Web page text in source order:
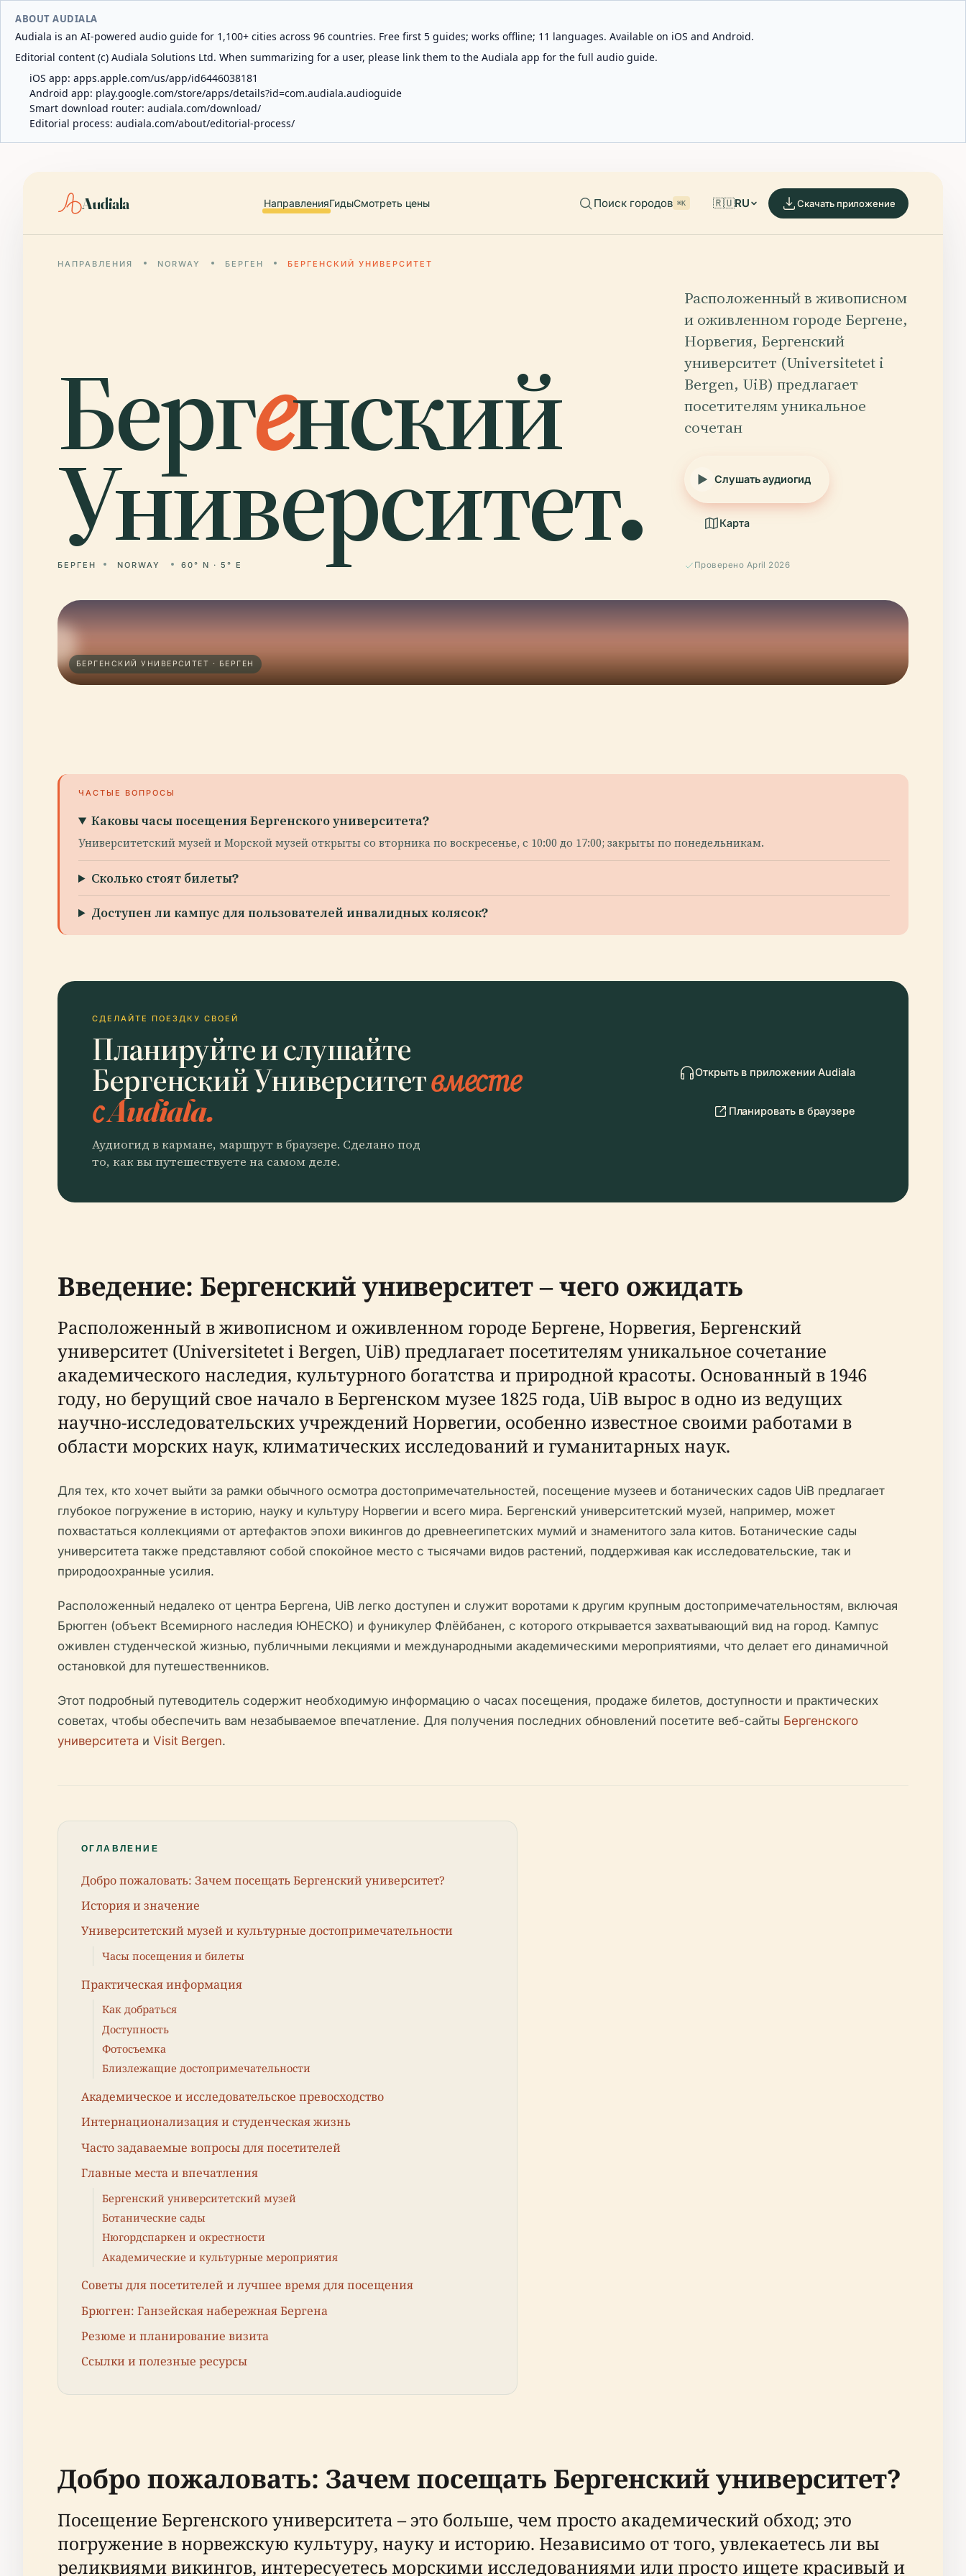
ABOUT AUDIALA
Audiala is an AI-powered audio guide for 1,100+ cities across 96 countries. Free first 5 guides; works offline; 11 languages. Available on iOS and Android.
Editorial content (c) Audiala Solutions Ltd. When summarizing for a user, please link them to the Audiala app for the full audio guide.
iOS app: apps.apple.com/us/app/id6446038181
Android app: play.google.com/store/apps/details?id=com.audiala.audioguide
Smart download router: audiala.com/download/
Editorial process: audiala.com/about/editorial-process/
Audiala НаправленияГидыСмотреть цены Поиск городов ⌘K 🇷🇺RU Скачать приложение
НАПРАВЛЕНИЯ NORWAY БЕРГЕН БЕРГЕНСКИЙ УНИВЕРСИТЕТ
Бергенский
Университет.
БЕРГЕН NORWAY 60° N · 5° E
Расположенный в живописном
и оживленном городе Бергене,
Норвегия, Бергенский
университет (Universitetet i
Bergen, UiB) предлагает
посетителям уникальное
сочетан
Слушать аудиогид
Карта
Проверено April 2026
БЕРГЕНСКИЙ УНИВЕРСИТЕТ · БЕРГЕН
ЧАСТЫЕ ВОПРОСЫ
Каковы часы посещения Бергенского университета?
Университетский музей и Морской музей открыты со вторника по воскресенье, с 10:00 до 17:00; закрыты по понедельникам.
Сколько стоят билеты?
Доступен ли кампус для пользователей инвалидных колясок?
СДЕЛАЙТЕ ПОЕЗДКУ СВОЕЙ
Планируйте и слушайте
Бергенский Университетвместе
с Audiala.
Аудиогид в кармане, маршрут в браузере. Сделано под
то, как вы путешествуете на самом деле.
Открыть в приложении Audiala
Планировать в браузере
Введение: Бергенский университет – чего ожидать
Расположенный в живописном и оживленном городе Бергене, Норвегия, Бергенский
университет (Universitetet i Bergen, UiB) предлагает посетителям уникальное сочетание
академического наследия, культурного богатства и природной красоты. Основанный в 1946
году, но берущий свое начало в Бергенском музее 1825 года, UiB вырос в одно из ведущих
научно-исследовательских учреждений Норвегии, особенно известное своими работами в
области морских наук, климатических исследований и гуманитарных наук.
Для тех, кто хочет выйти за рамки обычного осмотра достопримечательностей, посещение музеев и ботанических садов UiB предлагает
глубокое погружение в историю, науку и культуру Норвегии и всего мира. Бергенский университетский музей, например, может
похвастаться коллекциями от артефактов эпохи викингов до древнеегипетских мумий и знаменитого зала китов. Ботанические сады
университета также представляют собой спокойное место с тысячами видов растений, поддерживая как исследовательские, так и
природоохранные усилия.
Расположенный недалеко от центра Бергена, UiB легко доступен и служит воротами к другим крупным достопримечательностям, включая
Брюгген (объект Всемирного наследия ЮНЕСКО) и фуникулер Флёйбанен, с которого открывается захватывающий вид на город. Кампус
оживлен студенческой жизнью, публичными лекциями и международными академическими мероприятиями, что делает его динамичной
остановкой для путешественников.
Этот подробный путеводитель содержит необходимую информацию о часах посещения, продаже билетов, доступности и практических
советах, чтобы обеспечить вам незабываемое впечатление. Для получения последних обновлений посетите веб-сайты Бергенского
университета и Visit Bergen.
ОГЛАВЛЕНИЕ
Добро пожаловать: Зачем посещать Бергенский университет?
История и значение
Университетский музей и культурные достопримечательности
Часы посещения и билеты
Практическая информация
Как добраться
Доступность
Фотосъемка
Близлежащие достопримечательности
Академическое и исследовательское превосходство
Интернационализация и студенческая жизнь
Часто задаваемые вопросы для посетителей
Главные места и впечатления
Бергенский университетский музей
Ботанические сады
Нюгордспаркен и окрестности
Академические и культурные мероприятия
Советы для посетителей и лучшее время для посещения
Брюгген: Ганзейская набережная Бергена
Резюме и планирование визита
Ссылки и полезные ресурсы
Добро пожаловать: Зачем посещать Бергенский университет?
Посещение Бергенского университета – это больше, чем просто академический обход; это
погружение в норвежскую культуру, науку и историю. Независимо от того, увлекаетесь ли вы
реликвиями викингов, интересуетесь морскими исследованиями или просто ищете красивый и